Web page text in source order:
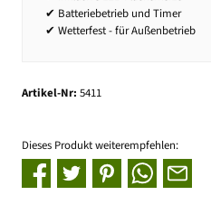
✔ Batteriebetrieb und Timer
✔ Wetterfest - für Außenbetrieb
Artikel-Nr: 5411
Dieses Produkt weiterempfehlen: